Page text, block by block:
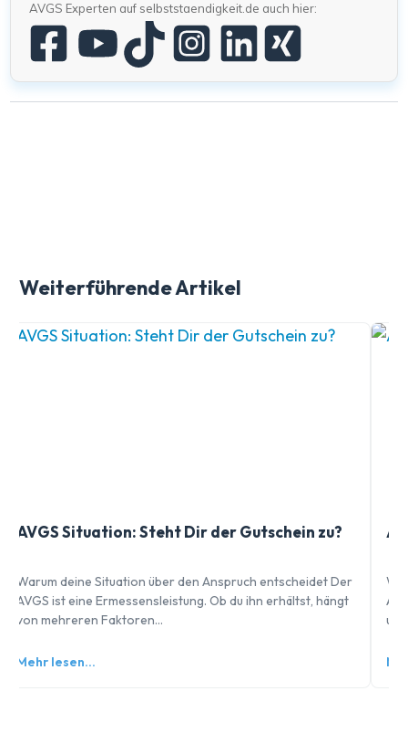
AVGS Experten auf selbststaendigkeit.de auch hier:
Weiterführende Artikel
AVGS Situation: Steht Dir der Gutschein zu?
Warum deine Situation über den Anspruch entscheidet Der
AVGS ist eine Ermessensleistung. Ob du ihn erhältst, hängt
von mehreren Faktoren…
Mehr lesen…